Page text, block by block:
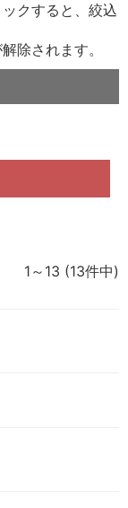
クすると、絞込
除されます。
1～13 (13件中)